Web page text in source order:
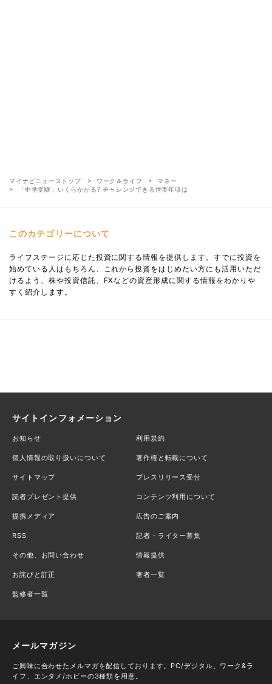
マイナビニューストップ ワーク＆ライフ
マネー
「中学受験」いくらかかる? チャレンジできる世帯年収は
このカテゴリーについて
ライフステージに応じた投資に関する情報を提供します。すでに投資を
始めている人はもちろん、これから投資をはじめたい方にも活用いただ
けるよう、株や投資信託、FXなどの資産形成に関する情報をわかりや
すく紹介します。
サイトインフォメーション
お知らせ 利用規約
個人情報の取り扱いについて 著作権と転載について
サイトマップ プレスリリース受付
読者プレゼント提供 コンテンツ利用について
提携メディア 広告のご案内
RSS 記者・ライター募集
その他、お問い合わせ 情報提供
お詫びと訂正 著者一覧
監修者一覧
メールマガジン
ご興味に合わせたメルマガを配信しております。PC/デジタル、ワーク&ラ
イフ、エンタメ/ホビーの3種類を用意。